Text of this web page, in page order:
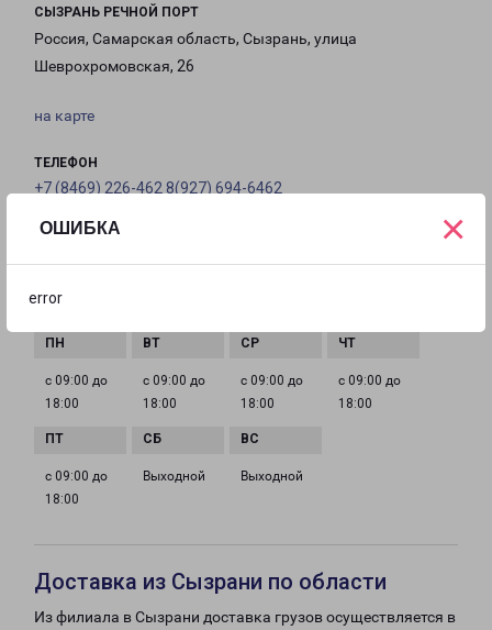
ОШИБКА
error
×
СЫЗРАНЬ РЕЧНОЙ ПОРТ
Россия, Самарская область, Сызрань, улица
Шеврохромовская, 26
на карте
ТЕЛЕФОН
+7 (8469) 226-462 8(927) 694-6462
EMAIL
Syzran-fr@pecom.ru
ГРАФИК РАБОТЫ
с 09:00 до
18:00
с 09:00 до
18:00
с 09:00 до
18:00
с 09:00 до
18:00
с 09:00 до
18:00
Выходной Выходной
Доставка из Сызрани по области
Из филиала в Сызрани доставка грузов осуществляется в